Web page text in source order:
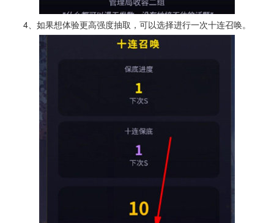
4、如果想体验更高强度抽取，可以选择进行一次十连召唤。